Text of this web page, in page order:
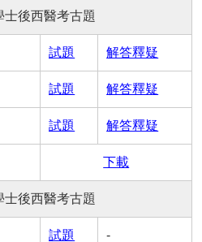
士後西醫考古題
試題 解答釋疑
試題 解答釋疑
試題 解答釋疑
下載
士後西醫考古題
試題 -